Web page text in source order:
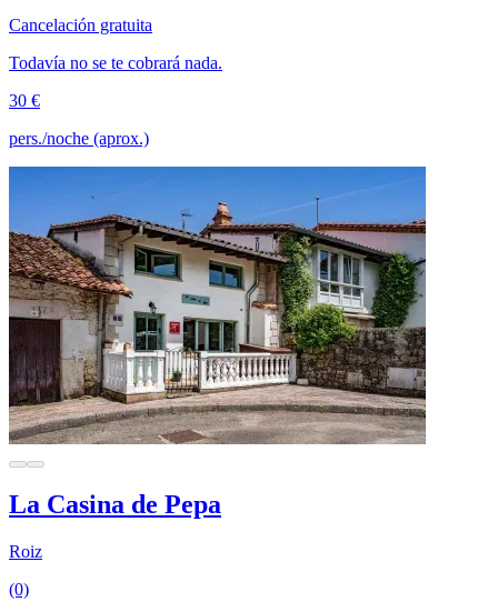
Cancelación gratuita
Todavía no se te cobrará nada.
30 €
pers./noche (aprox.)
La Casina de Pepa
Roiz
(0)